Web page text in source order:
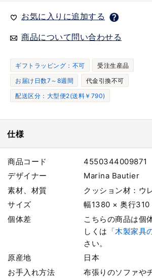
お気に入りに追加する
商品について問い合わせる
ギフトラッピング：不可
受注生産品
お届け日数7～8週間
代金引換不可
配送区分：大型便2(送料￥790)
仕様
商品コード
4550344009871
デザイナー
Marina Bautier
素材、材質
クッション材：ウ
サイズ
幅1380 × 奥行
個体差
こちらの商品は個
しくは 「木製家具
さい。
原産地
日本
お手入れ方法
布張りのソファや